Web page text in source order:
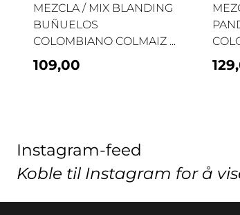
MEZCLA / MIX BLANDING
BUÑUELOS
COLOMBIANO COLMAIZ ...
109,00
Instagram-feed
Koble til Instagram for å